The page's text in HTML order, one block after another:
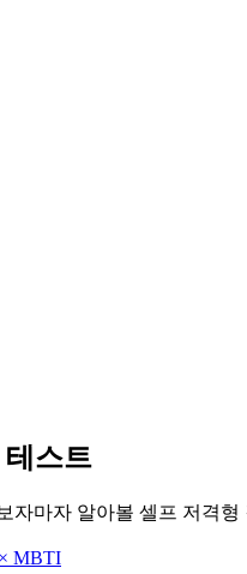
스트
자마자 알아볼 셀프 저격
MBTI